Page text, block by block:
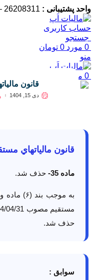
واحد پشتیبانی :
حساب کاربری
جستجو
0 مورد 0 تومان
منو
0 مورد
قانون
دی 15, 1404
قانون مالياتهاي مستقيم – ماده
ماده 35- حذف شد.
به موجب
حذف شد.
سوابق :